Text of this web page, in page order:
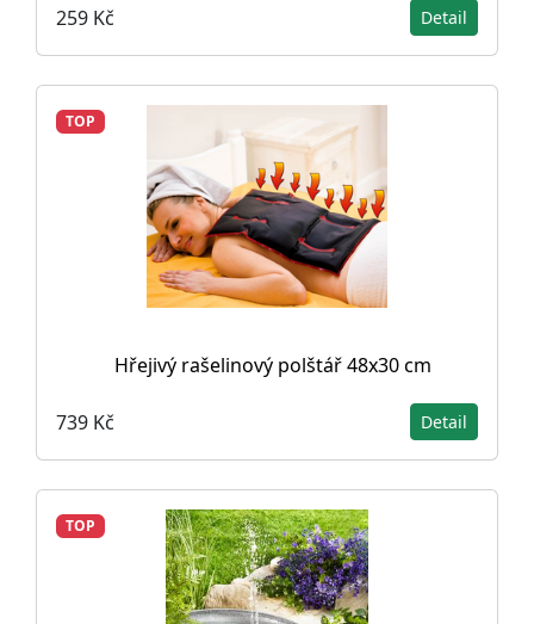
259 Kč Detail
TOP
Hřejivý rašelinový polštář 48x30 cm
739 Kč Detail
TOP